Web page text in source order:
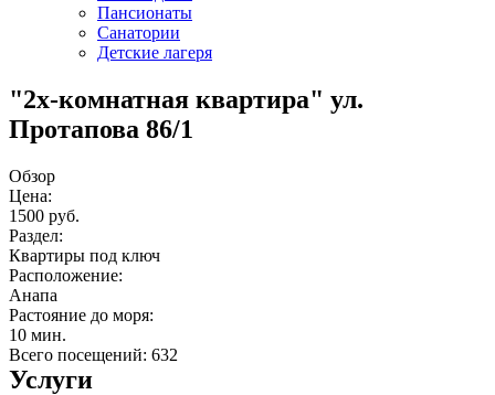
Пансионаты
Санатории
Детские лагеря
"2x-комнатная квартира" ул.
Протапова 86/1
Обзор
Цена:
1500 руб.
Раздел:
Квартиры под ключ
Расположение:
Анапа
Растояние до моря:
10 мин.
Всего посещений: 632
Услуги